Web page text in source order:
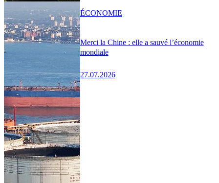
Merci la Chine : elle a sauvé l’économie
mondiale
27.07.2026
ÉCONOMIE